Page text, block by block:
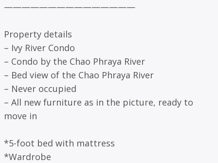
———————————————
Property details
– Ivy River Condo
– Condo by the Chao Phraya River
– Bed view of the Chao Phraya River
– Never occupied
– All new furniture as in the picture, ready to
move in
*5-foot bed with mattress
*Wardrobe